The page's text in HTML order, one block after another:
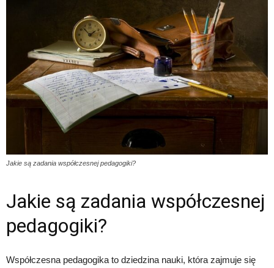
Jakie są zadania współczesnej pedagogiki?
Jakie są zadania współczesnej
pedagogiki?
Współczesna pedagogika to dziedzina nauki, która zajmuje się